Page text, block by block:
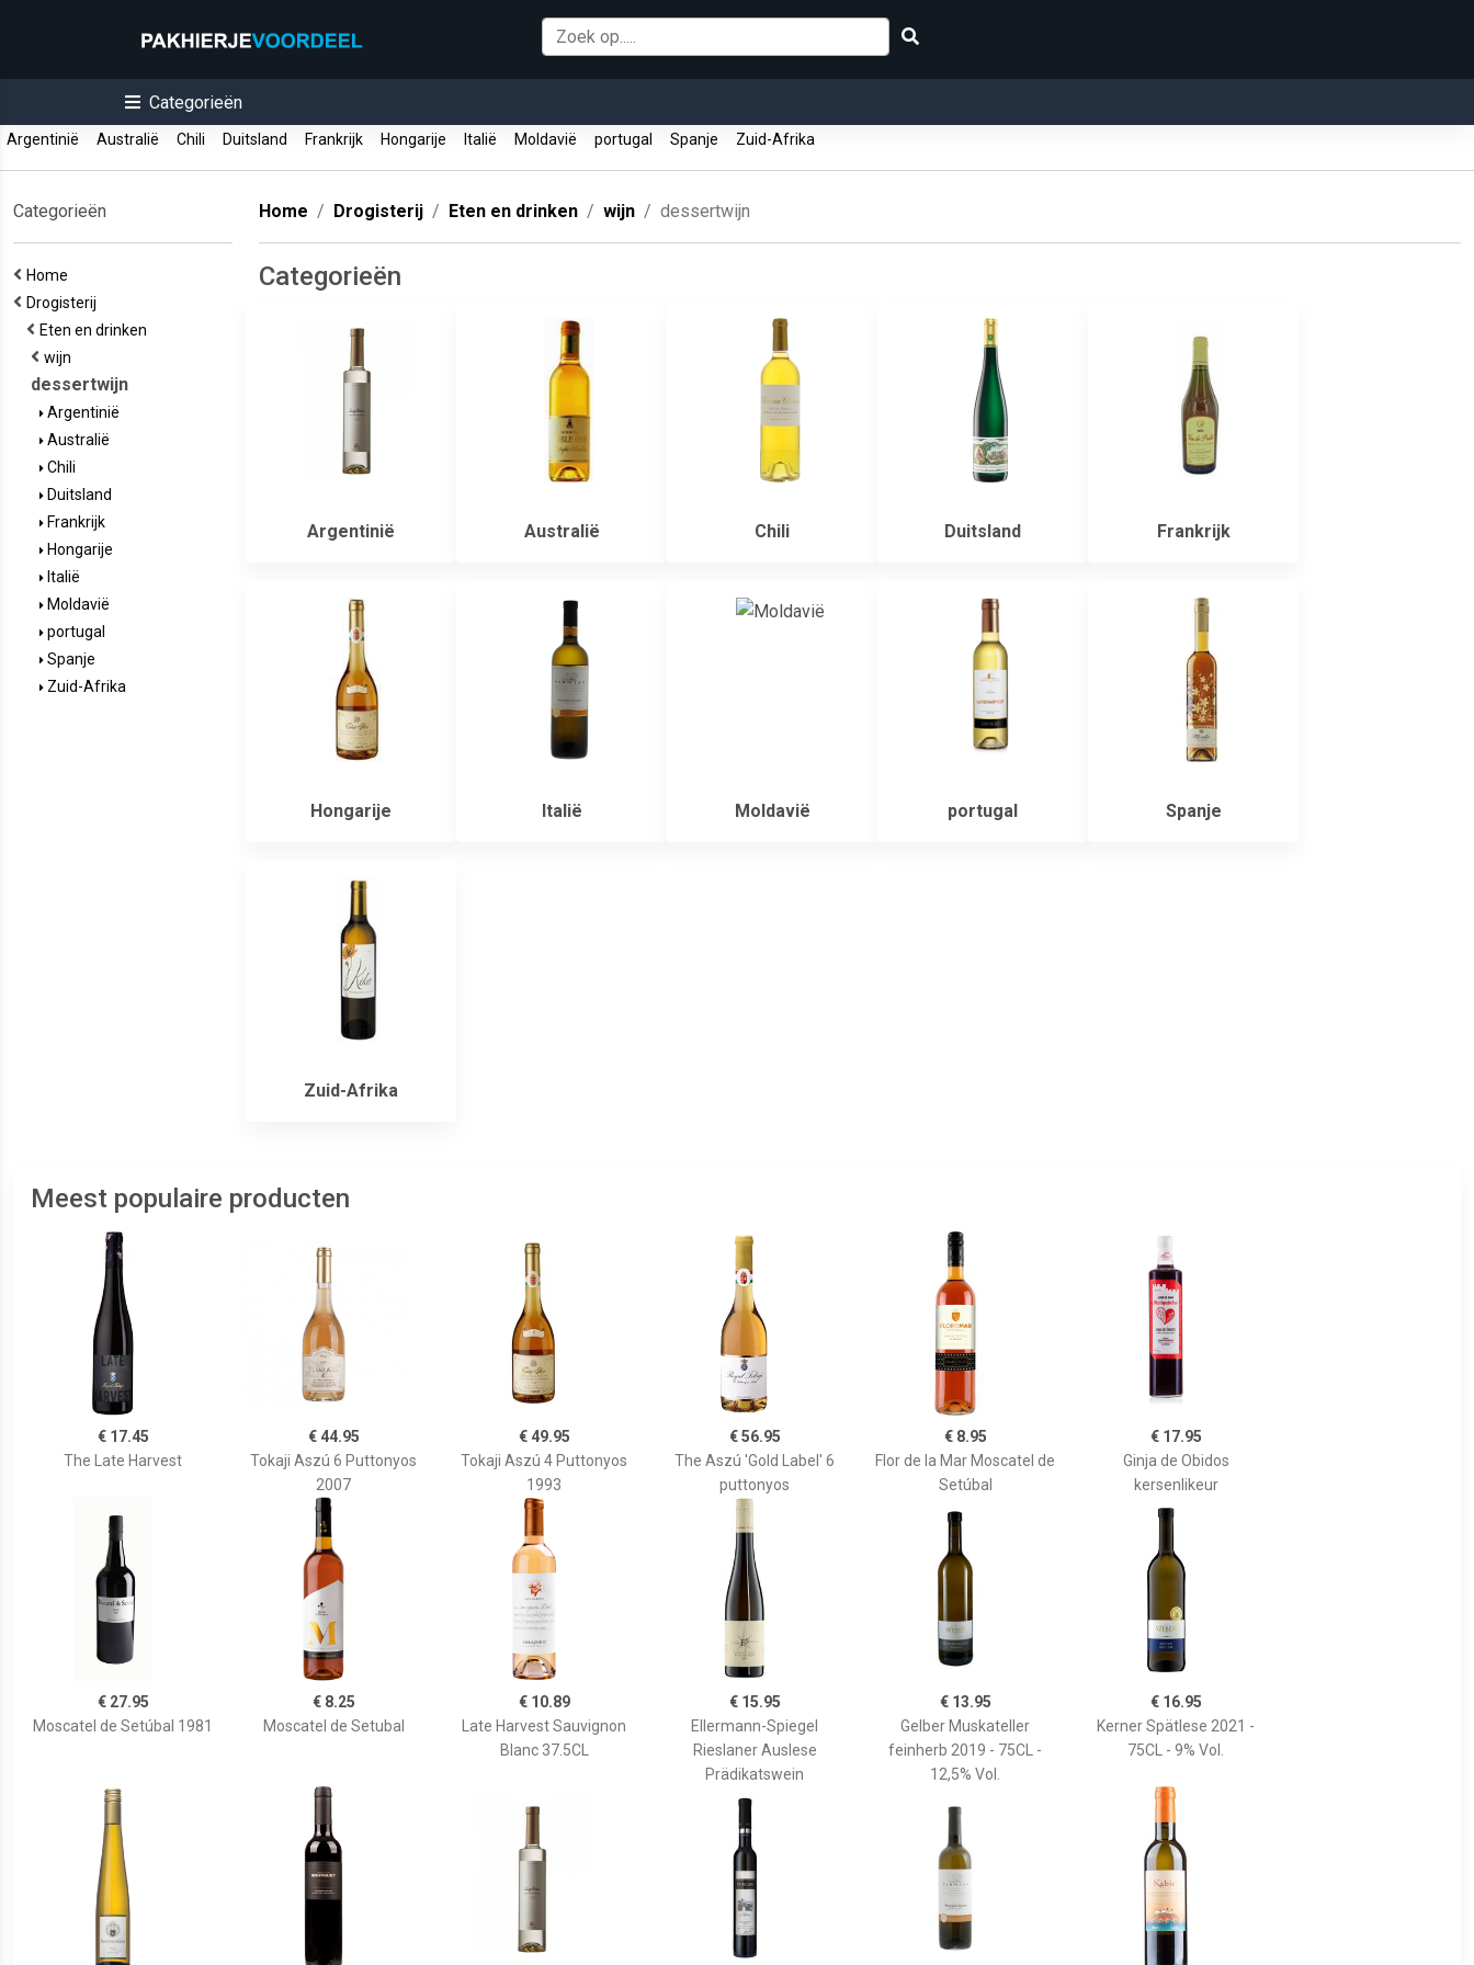
Categorieën
Argentinië Australië Chili Duitsland Frankrijk Hongarije Italië Moldavië portugal Spanje Zuid-Afrika
Categorieën
Home
Drogisterij
Eten en drinken
wijn
dessertwijn
Argentinië
Australië
Chili
Duitsland
Frankrijk
Hongarije
Italië
Moldavië
portugal
Spanje
Zuid-Afrika
Home Drogisterij Eten en drinken wijn dessertwijn
Categorieën
Argentinië Australië Chili Duitsland Frankrijk
Hongarije Italië Moldavië portugal Spanje
Zuid-Afrika
Meest populaire producten
€ 17.45
The Late Harvest
€ 44.95
Tokaji Aszú 6 Puttonyos
2007
€ 49.95
Tokaji Aszú 4 Puttonyos
1993
€ 56.95
The Aszú 'Gold Label' 6
puttonyos
€ 8.95
Flor de la Mar Moscatel de
Setúbal
€ 17.95
Ginja de Obidos
kersenlikeur
€ 27.95
Moscatel de Setúbal 1981
€ 8.25
Moscatel de Setubal
€ 10.89
Late Harvest Sauvignon
Blanc 37.5CL
€ 15.95
Ellermann-Spiegel
Rieslaner Auslese
Prädikatswein
€ 13.95
Gelber Muskateller
feinherb 2019 - 75CL -
12,5% Vol.
€ 16.95
Kerner Spätlese 2021 -
75CL - 9% Vol.